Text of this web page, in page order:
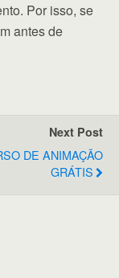
Por isso, se
antes de
Next Post
DE ANIMAÇÃO
GRÁTIS